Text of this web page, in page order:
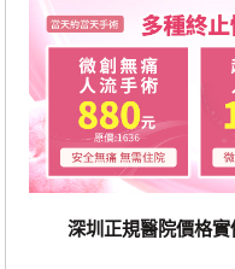
深圳正規醫院價格實